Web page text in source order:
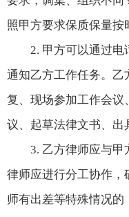
照甲方要求保质保量按
2. 甲方可以通过
通知乙方工作任务。乙
复、现场参加工作会议
议、起草法律文书、出
3. 乙方律师应与
律师应进行分工协作
师有出差等特殊情况